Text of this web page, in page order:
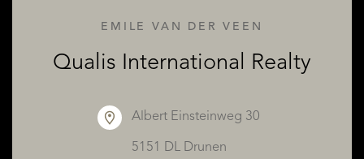
EMILE VAN DER VEEN
Qualis International Realty
Albert Einsteinweg 30
5151 DL Drunen